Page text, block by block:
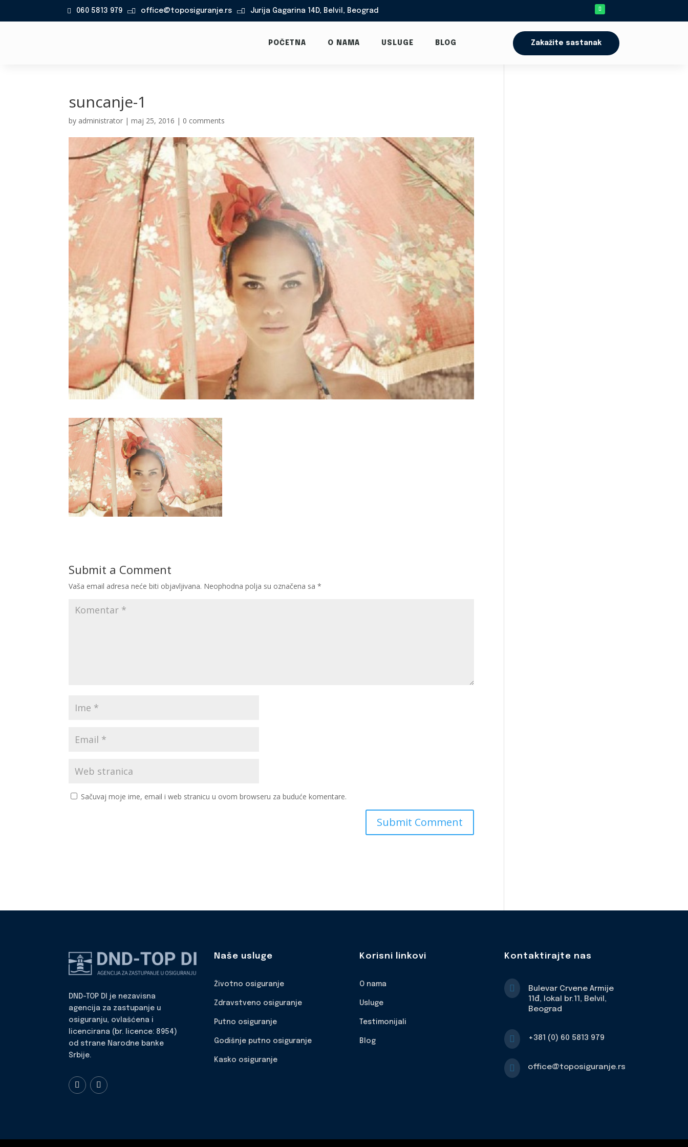
060 5813 979  office@toposiguranje.rs  Jurija Gagarina 14D, Belvil, Beograd
POČETNA O NAMA USLUGE BLOG Zakažite sastanak
suncanje-1
by administrator |maj 25, 2016 | 0 comments
Submit a Comment
Vaša email adresa neće biti objavljivana. Neophodna polja su označena sa*
Sačuvaj moje ime, email i web stranicu u ovom browseru za buduće komentare.
DND-TOP DI je nezavisna
agencija za zastupanje u
osiguranju, ovlašćena i
licencirana (br. licence: 8954)
od strane Narodne banke
Srbije.
Naše usluge
Životno osiguranje
Zdravstveno osiguranje
Putno osiguranje
Godišnje putno osiguranje
Kasko osiguranje
Korisni linkovi
O nama
Usluge
Testimonijali
Blog
Kontaktirajte nas

Bulevar Crvene Armije
11đ, lokal br.11, Belvil,
Beograd
 +381 (0) 60 5813 979
 office@toposiguranje.rs